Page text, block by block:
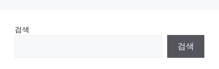
검색
검색